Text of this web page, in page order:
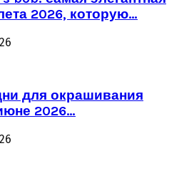
2026, которую…
для окрашивания
2026…